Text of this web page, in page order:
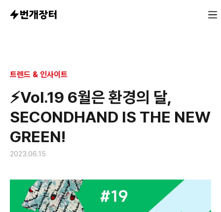
트렌드 & 인사이트
⚡Vol.19 6월은 환경의 달,
SECONDHAND IS THE NEW
GREEN!
환경의 달을 맞아 패션 중고👒를 가장 쉽고 재미있게 오프
2023.06.15